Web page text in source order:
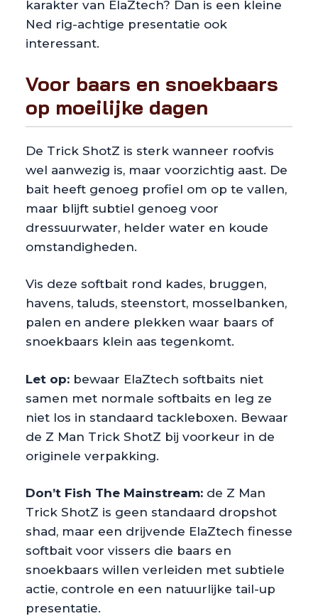
karakter van ElaZtech? Dan is een kleine
Ned rig-achtige presentatie ook
interessant.
Voor baars en snoekbaars
op moeilijke dagen
De Trick ShotZ is sterk wanneer roofvis
wel aanwezig is, maar voorzichtig aast. De
bait heeft genoeg profiel om op te vallen,
maar blijft subtiel genoeg voor
dressuurwater, helder water en koude
omstandigheden.
Vis deze softbait rond kades, bruggen,
havens, taluds, steenstort, mosselbanken,
palen en andere plekken waar baars of
snoekbaars klein aas tegenkomt.
Let op: bewaar ElaZtech softbaits niet
samen met normale softbaits en leg ze
niet los in standaard tackleboxen. Bewaar
de Z Man Trick ShotZ bij voorkeur in de
originele verpakking.
Don’t Fish The Mainstream: de Z Man
Trick ShotZ is geen standaard dropshot
shad, maar een drijvende ElaZtech finesse
softbait voor vissers die baars en
snoekbaars willen verleiden met subtiele
actie, controle en een natuurlijke tail-up
presentatie.